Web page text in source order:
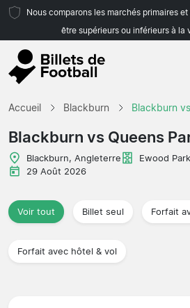
Nous comparons les marchés primaires
être supérieurs ou inférieurs à la
Accueil Blackburn Blackburn
Blackburn vs Queens
Blackburn, Angleterre Ewood Park
29 Août 2026
Voir tout Billet seul Forfait
Forfait avec hôtel & vol